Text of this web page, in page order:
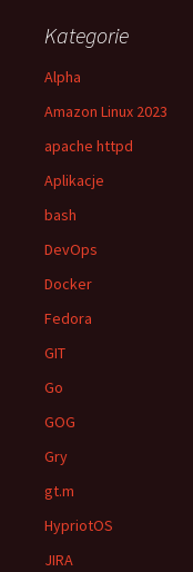
Kategorie
Alpha
Amazon Linux 2023
apache httpd
Aplikacje
bash
DevOps
Docker
Fedora
GIT
Go
GOG
Gry
gt.m
HypriotOS
JIRA